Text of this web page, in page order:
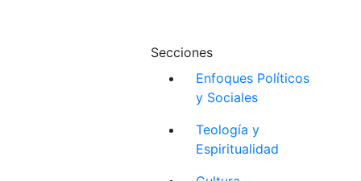
Secciones
Enfoques Políticos
y Sociales
Teología y
Espiritualidad